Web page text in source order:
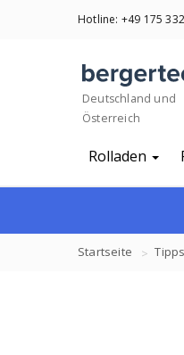
Hotline: +49 175
Deutschland und
Österreich
Rolladen
Startseite Tipps